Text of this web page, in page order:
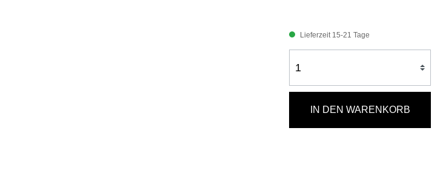
Lieferzeit 15-21 Tage
IN DEN WARENKORB